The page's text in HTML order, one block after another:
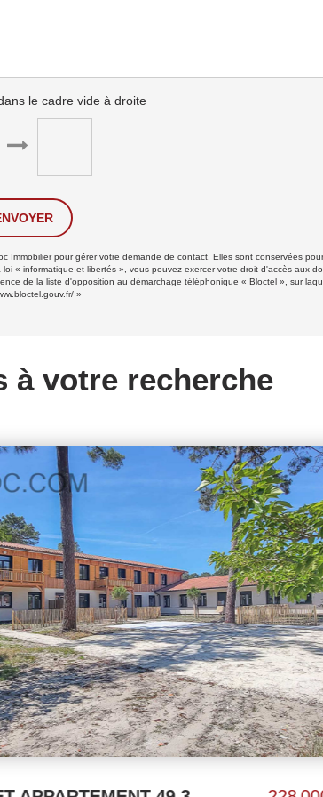
le cadre vide à droite
pour gérer votre demande de contact. Elles sont conservées
« informatique et libertés », vous pouvez exercer votre droit d'accès aux
de la liste d'opposition au démarchage téléphonique « Bloctel », sur
»
à votre recherche